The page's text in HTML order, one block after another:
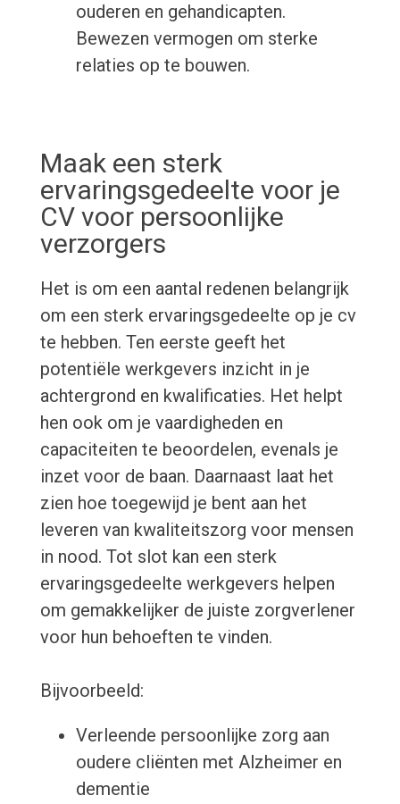
ouderen en gehandicapten.
Bewezen vermogen om sterke
relaties op te bouwen.
Maak een sterk
ervaringsgedeelte voor je
CV voor persoonlijke
verzorgers
Het is om een aantal redenen belangrijk
om een sterk ervaringsgedeelte op je cv
te hebben. Ten eerste geeft het
potentiële werkgevers inzicht in je
achtergrond en kwalificaties. Het helpt
hen ook om je vaardigheden en
capaciteiten te beoordelen, evenals je
inzet voor de baan. Daarnaast laat het
zien hoe toegewijd je bent aan het
leveren van kwaliteitszorg voor mensen
in nood. Tot slot kan een sterk
ervaringsgedeelte werkgevers helpen
om gemakkelijker de juiste zorgverlener
voor hun behoeften te vinden.
Bijvoorbeeld:
Verleende persoonlijke zorg aan
oudere cliënten met Alzheimer en
dementie